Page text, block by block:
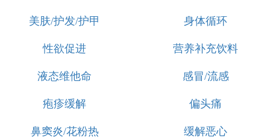
美肤/护发/护甲 身体循环
性欲促进 营养补充饮料
液态维他命 感冒/流感
疱疹缓解 偏头痛
鼻窦炎/花粉热 缓解恶心